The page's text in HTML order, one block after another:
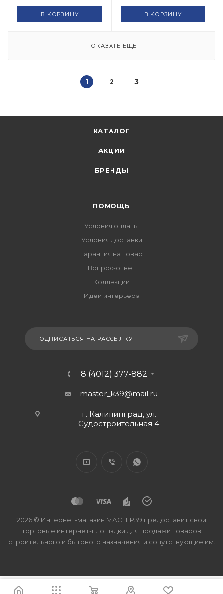
В КОРЗИНУ В КОРЗИНУ
ПОКАЗАТЬ ЕЩЕ
1 2 3
КАТАЛОГ
АКЦИИ
БРЕНДЫ
ПОМОЩЬ
Условия оплаты
Условия доставки
Гарантия на товар
Вопрос-ответ
Коллекции
Идеи интерьера
ПОДПИСАТЬСЯ НА РАССЫЛКУ
8 (4012) 377-882
master_k39@mail.ru
г. Калининград, ул.
Судостроительная 4
2026 © Интернет-магазин МАСТЕР39 предоставит свои
торговые интернет-площадки для продажи товаров
строительного и бытового назначения и сопутствующие им.